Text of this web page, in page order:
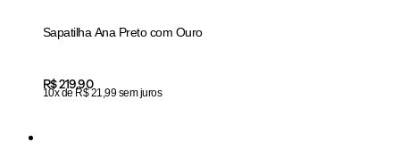
Sapatilha Ana Preto com Ouro
Price:
R$ 219,90
10x de R$ 21,99 sem juros